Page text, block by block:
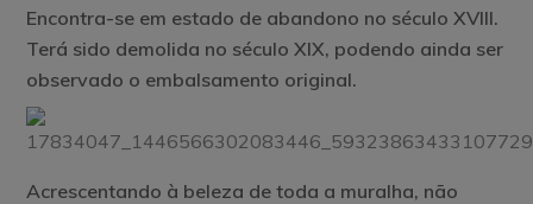
Encontra-se em estado de abandono no século XVIII.
Terá sido demolida no século XIX, podendo ainda ser
observado o embalsamento original.
Acrescentando à beleza de toda a muralha, não